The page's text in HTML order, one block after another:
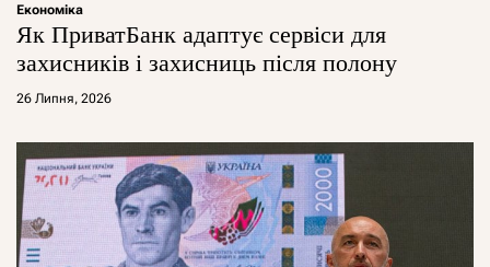
Економіка
Як ПриватБанк адаптує сервіси для
захисників і захисниць після полону
26 Липня, 2026